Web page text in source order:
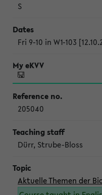
S
Fri 9-10 in W1-103
205040
Dürr, Strube-Bloss
Aktuelle Themen der